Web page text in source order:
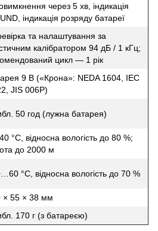
через 5 хв, індикація
індикація розряду батареї
та налаштування за
калібратором 94 дБ / 1 кГц;
цикл — 1 рік
9 В («Крона»: NEDA 1604, IEC
JIS 006P)
50 год (лужна батарея)
°C, відносна вологість до 80 %;
до 2000 м
°C, відносна вологість до 70 %
× 55 × 38 мм
170 г (з батареєю)